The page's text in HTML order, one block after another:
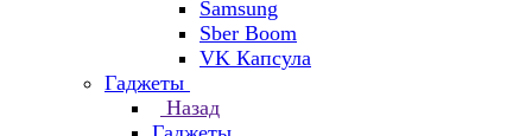
Samsung
Sber Boom
VK Капсула
Гаджеты
Назад